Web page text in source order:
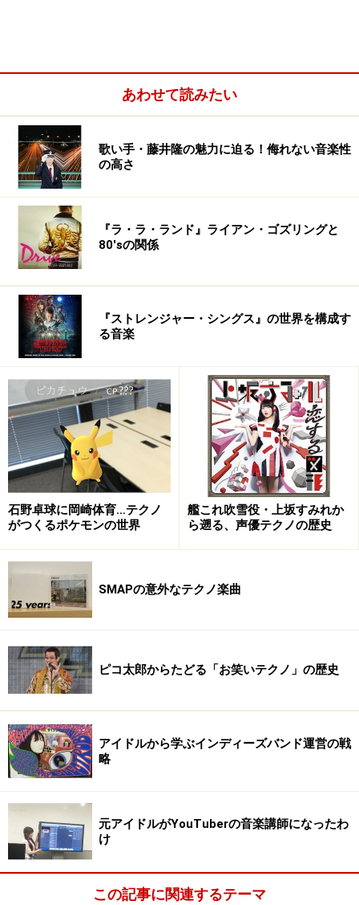
Star Wars & Other Galactic Funk
Star Wars Theme (YouTube)
ミーコ（本名：Meco Monardo）は、イタリア系のアメ
リカ人。公開初日の5月25日に『スター・ウォーズ』を
観た（その後もしつこく観続ける）ミーコは、ジョン・
ウィリアムズ（John Williams）が制作したサウンドトラ
ックのディスコ化を思いつきます。その後、トントン拍
子に話は進み、爆速で同年の秋にはアルバム、シングル
のリリースとなったのです。
他のスペースや後に紹介するドロイズ（Droids）などの
フレンチ・スペースディスコと比べると、サウンド自体
の未来性はそれほど感じられず、クラシック性の高いサ
以にスペース（宇宙）的な部分はありますが。動画はか
なり笑えます。ミーコは、その後も、映画サントラのデ
ィスコ化（ミーコ化と呼ぶ）を軸に活動を続けました。
次は、お勧めのドロイズについてです。
※記事内容は執筆時点のものです。最新の内容をご確認くださ
い。
あわせて読みたい
歌い手・藤井隆の魅力に迫る！侮れない音楽性
の高さ
『ラ・ラ・ランド』ライアン・ゴズリングと
80'sの関係
『ストレンジャー・シングス』の世界を構成す
る音楽
石野卓球に岡崎体育…テクノ
がつくるポケモンの世界
艦これ吹雪役・上坂すみれか
ら遡る、声優テクノの歴史
SMAPの意外なテクノ楽曲
ピコ太郎からたどる「お笑いテクノ」の歴史
アイドルから学ぶインディーズバンド運営の戦
略
元アイドルがYouTuberの音楽講師になったわ
け
この記事に関連するテーマ